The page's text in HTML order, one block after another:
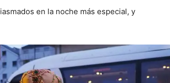
en la noche más especial, y